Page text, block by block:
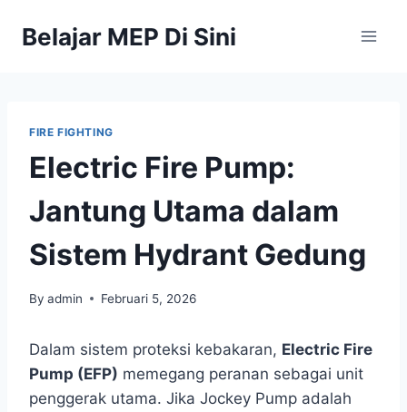
Belajar MEP Di Sini
FIRE FIGHTING
Electric Fire Pump:
Jantung Utama dalam
Sistem Hydrant Gedung
By admin Februari 5, 2026
Dalam sistem proteksi kebakaran, Electric Fire
Pump (EFP) memegang peranan sebagai unit
penggerak utama. Jika Jockey Pump adalah